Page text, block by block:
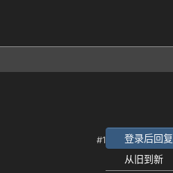
#1 登录后回复
从旧到新